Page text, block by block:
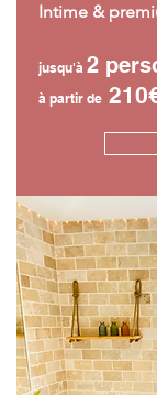
Intime &
jusqu'à 2
à partir de